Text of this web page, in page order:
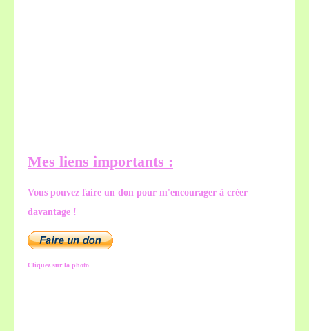
Mes liens importants :
Vous pouvez faire un don pour m'encourager à créer
davantage !
Cliquez sur la photo